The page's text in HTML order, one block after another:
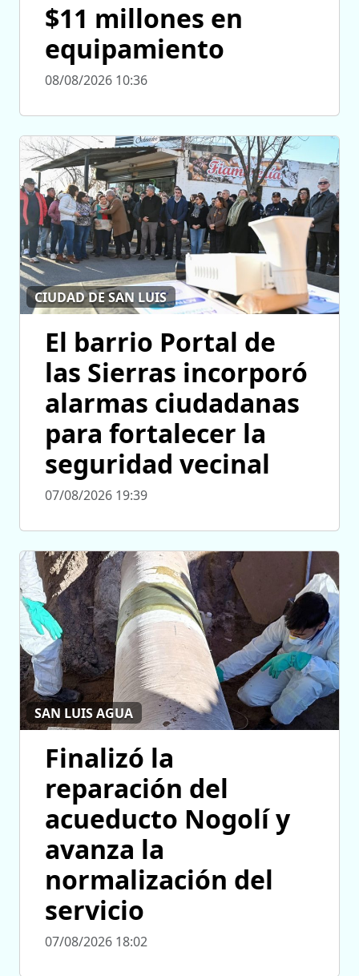
$11 millones en
equipamiento
08/08/2026 10:36
CIUDAD DE SAN LUIS
El barrio Portal de
las Sierras incorporó
alarmas ciudadanas
para fortalecer la
seguridad vecinal
07/08/2026 19:39
SAN LUIS AGUA
Finalizó la
reparación del
acueducto Nogolí y
avanza la
normalización del
servicio
07/08/2026 18:02